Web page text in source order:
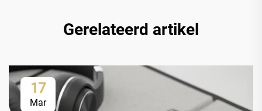
Gerelateerd artikel
17
Mar